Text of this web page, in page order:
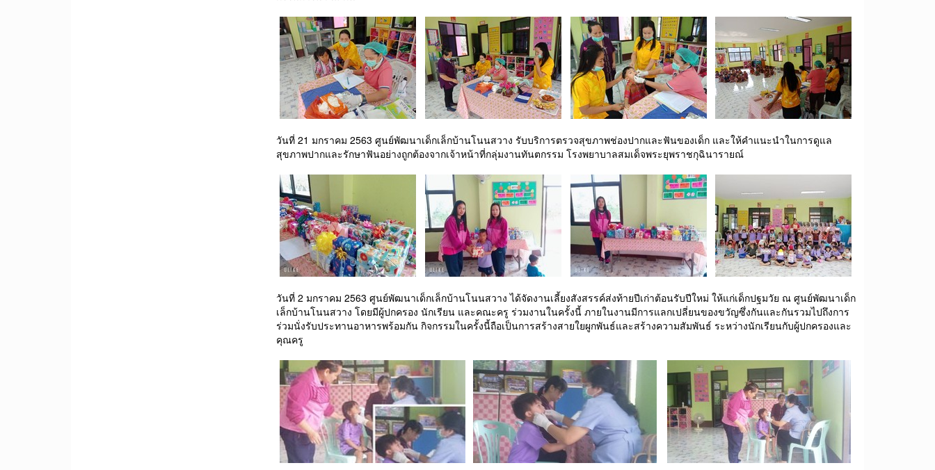
วันที่ 21 มกราคม 2563 ศูนย์พัฒนาเด็กเล็กบ้านโนนสวาง รับบริการตรวจสุขภาพช่องปากและฟันของเด็ก และให้คำแนะนำในการดูแล
สุขภาพปากและรักษาฟันอย่างถูกต้องจากเจ้าหน้าที่กลุ่มงานทันตกรรม โรงพยาบาลสมเด็จพระยุพราชกุฉินารายณ์
วันที่ 2 มกราคม 2563 ศูนย์พัฒนาเด็กเล็กบ้านโนนสวาง ได้จัดงานเลี้ยงสังสรรค์ส่งท้ายปีเก่าต้อนรับปีใหม่ ให้แก่เด็กปฐมวัย ณ ศูนย์พัฒนาเด็ก
เล็กบ้านโนนสวาง โดยมีผู้ปกครอง นักเรียน และคณะครู ร่วมงานในครั้งนี้ ภายในงานมีการแลกเปลี่ยนของขวัญซึ่งกันและกันรวมไปถึงการ
ร่วมนั่งรับประทานอาหารพร้อมกัน กิจกรรมในครั้งนี้ถือเป็นการสร้างสายใยผูกพันธ์และสร้างความสัมพันธ์ ระหว่างนักเรียนกับผู้ปกครองและ
คุณครู